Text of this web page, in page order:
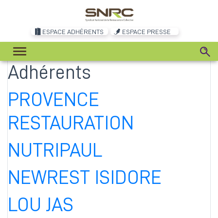
ESPACE ADHÉRENTS ESPACE PRESSE
Catégorie
adhérent :
Adhérents
PROVENCE
RESTAURATION
NUTRIPAUL
NEWREST ISIDORE
LOU JAS